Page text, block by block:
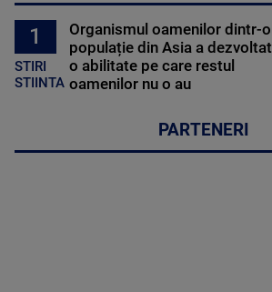
1
STIRI
STIINTA
Organismul oamenilor dintr-o
populație din Asia a dezvoltat
o abilitate pe care restul
oamenilor nu o au
PARTENERI